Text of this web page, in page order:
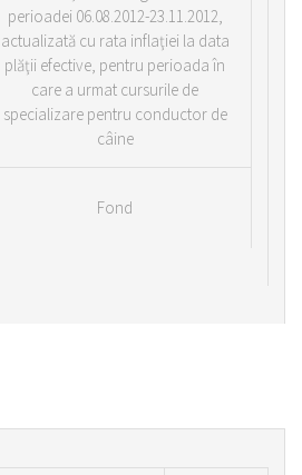
perioadei 06.08.2012-23.11.2012,
actualizată cu rata inflaţiei la data
plăţii efective, pentru perioada în
care a urmat cursurile de
specializare pentru conductor de
câine
Fond